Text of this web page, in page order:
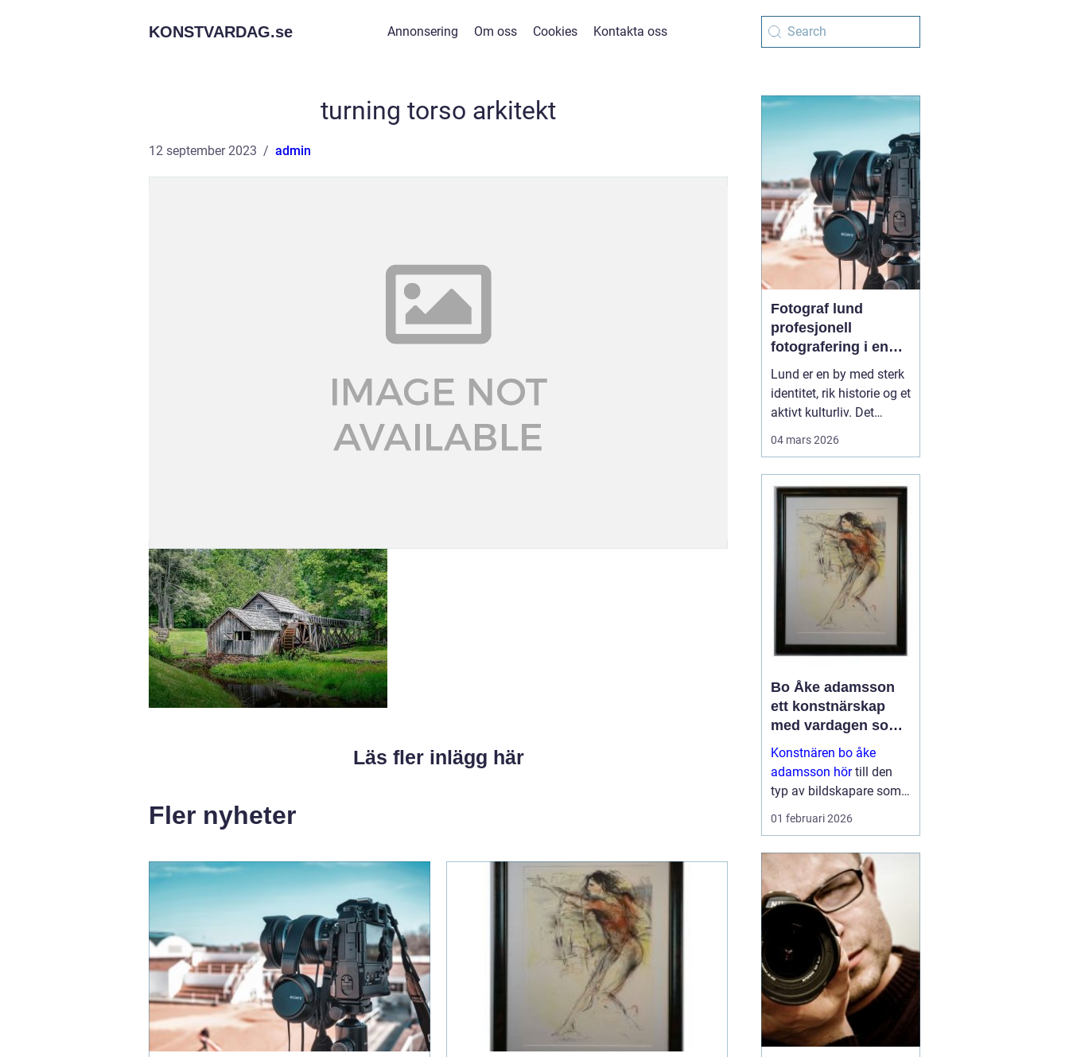
KONSTVARDAG.se Annonsering Om oss Cookies Kontakta oss
turning torso arkitekt
12 september 2023 admin
Läs fler inlägg här
Fler nyheter
Fotograf lund
profesjonell
fotografering i en
levende
universitetsby
Lund er en by med sterk
identitet, rik historie og et
aktivt kulturliv. Det
kunstneriske portretter
og reklamebilder til
landbruksfoto og
dokumentasjon av
forskning. Når bedrifter,
04 mars 2026
Bo Åke adamsson
ett konstnärskap
med vardagen som
scen
Konstnären bo åke
adamsson hörtill den
typ av bildskapare som
ofta upptäcks av en
galleriutställning eller
bland hundratals namn i
en webbutik. När blicken
väl fastnar st...
01 februari 2026